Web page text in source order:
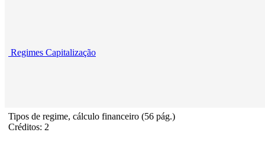
Regimes Capitalização
Tipos de regime, cálculo financeiro (56 pág.)
Créditos: 2